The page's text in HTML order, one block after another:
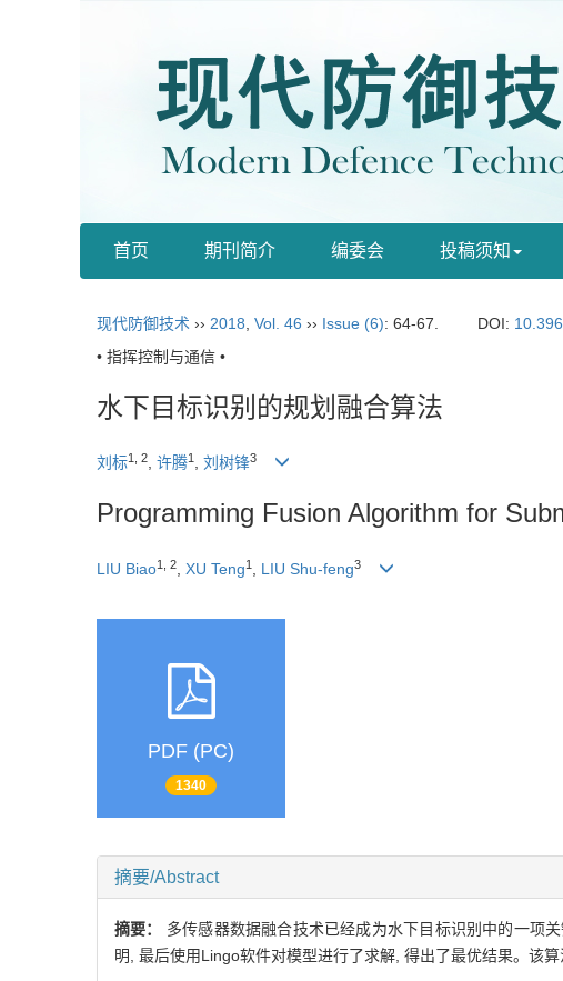
首页 期刊简介 编委会 投稿须知
现代防御技术 ›› 2018 Vol. 46 ›› Issue (6): 64-67. DOI:
• 指挥控制与通信 •
水下目标识别的规划融合算法
刘标1, 2, 许腾1 , 刘树锋3
Programming Fusion Algorithm for
LIU Biao1, 2 XU Teng1 LIU Shu-feng3
PDF (PC)
1340
摘要/Abstract
摘要： 多传感器数据融合技术已经成为水下目标识别中的一项
明, 最后使用Lingo软件对模型进行了求解, 得出了最优结果。该